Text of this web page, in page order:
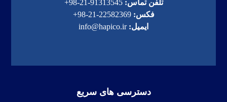
تلفن تماس: 91313545-21-98+
فکس: 22582369-21-98+
ایمیل: info@hapico.ir
دسترسی های سریع